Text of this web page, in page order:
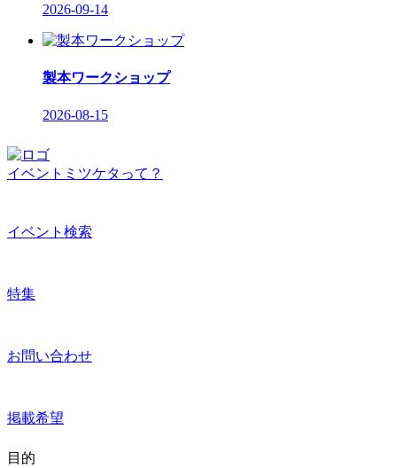
2026-09-14
製本ワークショップ
2026-08-15
イベントミツケタって？
イベント検索
特集
お問い合わせ
掲載希望
目的